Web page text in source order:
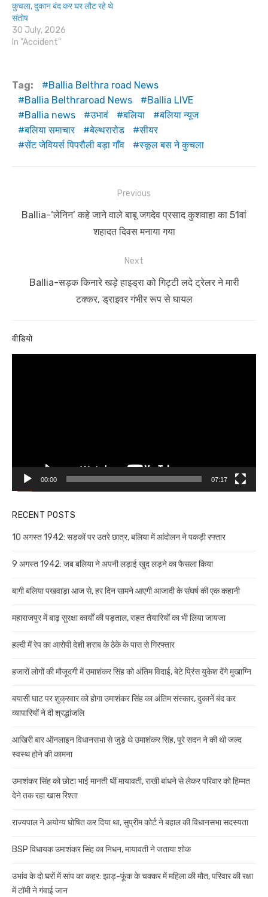
कुचला, दुकान बंद कर घर लौट रहे थे
संतोष
30 July, 2026
In "Accident"
Tag:
Ballia Belthra road News
Ballia Belthraroad News
Ballia LIVE
Ballia news
उभावं बलिया
बलिया न्यूज
बलिया समाचार
बेल्थरारोड
सीयर
सेंट जेवियर्स पिपरौली बड़ा गाँव
स्कूल बस ने कुचला
navigation
Previous
Previous
Ballia-‘लेनिन’ कहे जाने वाले बाबू जगदेव प्रसाद कुशवाहा का 51वां
शहादत दिवस मनाया गया
Next
NextBallia-सड़क किनारे खड़े हाइड्रा को गिट्टी लदे ट्रेलर ने मारी
टक्कर, ड्राइवर गंभीर रूप से घायल
वीडियो
00:00 07:17
RECENT POSTS
10 अगस्त 1942: सड़कों पर उतरे छात्र, बलिया में आंदोलन ने पकड़ी रफ्तार
9 अगस्त 1942: जब बलिया ने अपनी लड़ाई खुद लड़ने का फैसला किया
बागी बलिया पखवाड़ा आज से, हर दिन सामने आएगी आजादी के संघर्ष की एक कहानी
महाराजपुर में बाढ़ सुरक्षा कार्यों की पड़ताल, राहत तैयारियों का भी लिया जायजा
हल्दी में रेप का आरोपी देशी शराब के ठेके के पास से गिरफ्तार
हजारों लोगों की मौजूदगी में उमाशंकर सिंह को अंतिम विदाई, बेटे प्रिंस युकेश देंगे मुखाग्नि
बयासी घाट पर शुक्रवार को होगा उमाशंकर सिंह का अंतिम संस्कार, दुकानें बंद कर
व्यापारियों ने दी श्रद्धांजलि
आखिरी बार ऑनलाइन विधानसभा से जुड़े थे उमाशंकर सिंह, पूरे सदन ने की थी जल्द
स्वस्थ होने की कामना
उमाशंकर सिंह को छोटा भाई मानती थीं मायावती, राखी बांधने से लेकर परिवार को हिम्मत
देने तक रहा खास रिश्ता
राज्यपाल ने अयोग्य घोषित कर दिया था, सुप्रीम कोर्ट ने बहाल की विधानसभा सदस्यता
BSP विधायक उमाशंकर सिंह का निधन, मायावती ने जताया शोक
उभांव के दो घरों में सांप का कहर: झाड़-फूंक के चक्कर में महिला की मौत, परिवार की रक्षा
में टॉमी ने गंवाई जान